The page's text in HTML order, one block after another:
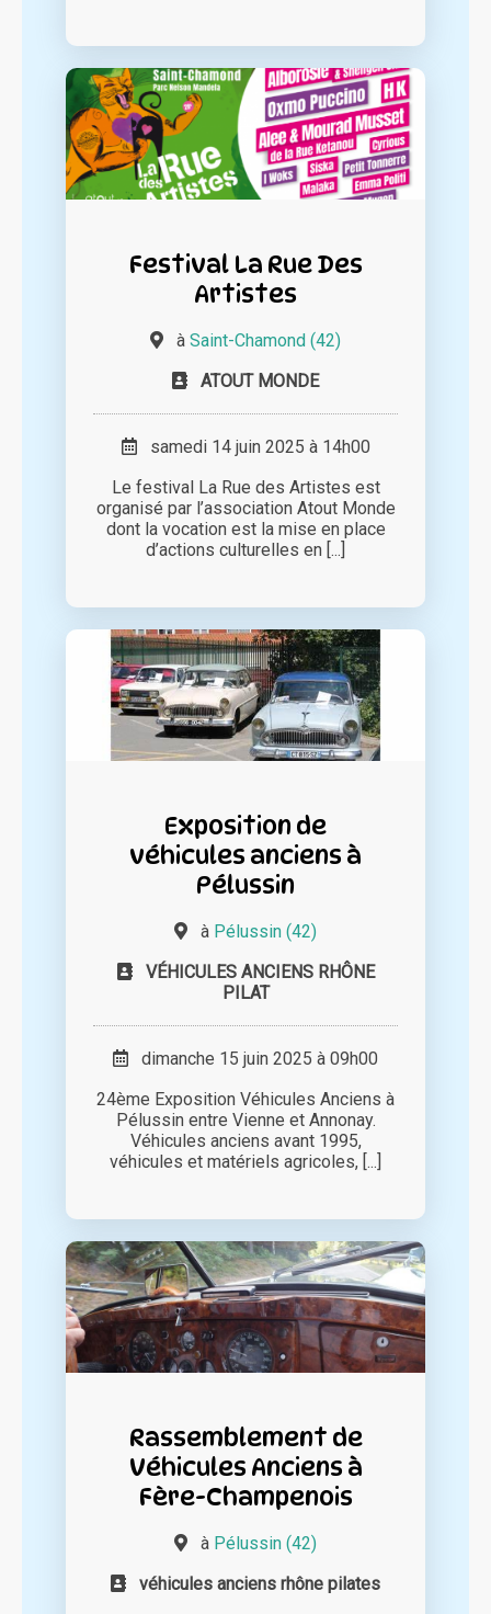
Festival La Rue Des
Artistes
à Saint-Chamond (42)
ATOUT MONDE
samedi 14 juin 2025 à 14h00
Le festival La Rue des Artistes est
organisé par l’association Atout Monde
dont la vocation est la mise en place
d’actions culturelles en [...]
Exposition de
véhicules anciens à
Pélussin
à Pélussin (42)
VÉHICULES ANCIENS RHÔNE
PILAT
dimanche 15 juin 2025 à 09h00
24ème Exposition Véhicules Anciens à
Pélussin entre Vienne et Annonay.
Véhicules anciens avant 1995,
véhicules et matériels agricoles, [...]
Rassemblement de
Véhicules Anciens à
Fère-Champenois
à Pélussin (42)
véhicules anciens rhône pilates